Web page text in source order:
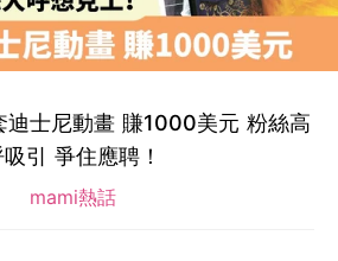
迪士尼動畫 賺1000美元 粉絲高
引 爭住應聘！
mami熱話